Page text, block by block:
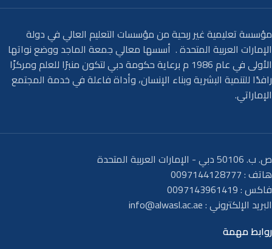
مؤسسة تعليمية غير ربحية من مؤسسات التعليم العالي في دولة
الإمارات العربية المتحدة . أسسها معالي جمعة الماجد ووضع نواتها
الأولى في عام 1986 م برعاية حكومة دبي لتكون منبرًا للعلم ومركزًا
رافدًا للتنمية البشرية وبناء الإنسان، وأداة فاعلة في خدمة المجتمع
الإماراتي.
ص. ب. 50106 دبي - الإمارات العربية المتحدة
هاتف : 0097144128777
فاكس : 0097143961419
البريد الإلكتروني :info@alwasl.ac.ae
روابط مهمة